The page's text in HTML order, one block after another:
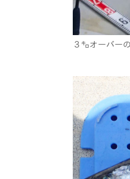
３㌔オーバー